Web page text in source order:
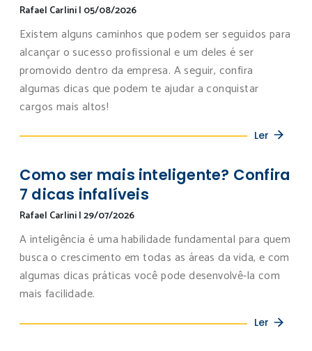
Rafael Carlini| 05/08/2026
Existem alguns caminhos que podem ser seguidos para
alcançar o sucesso profissional e um deles é ser
promovido dentro da empresa. A seguir, confira
algumas dicas que podem te ajudar a conquistar
cargos mais altos!
Ler
Como ser mais inteligente? Confira
7 dicas infalíveis
Rafael Carlini|29/07/2026
A inteligência é uma habilidade fundamental para quem
busca o crescimento em todas as áreas da vida, e com
algumas dicas práticas você pode desenvolvê-la com
mais facilidade.
Ler